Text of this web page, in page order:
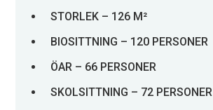
STORLEK – 126 M²
BIOSITTNING – 120 PERSONER
ÖAR – 66 PERSONER
SKOLSITTNING – 72 PERSONER